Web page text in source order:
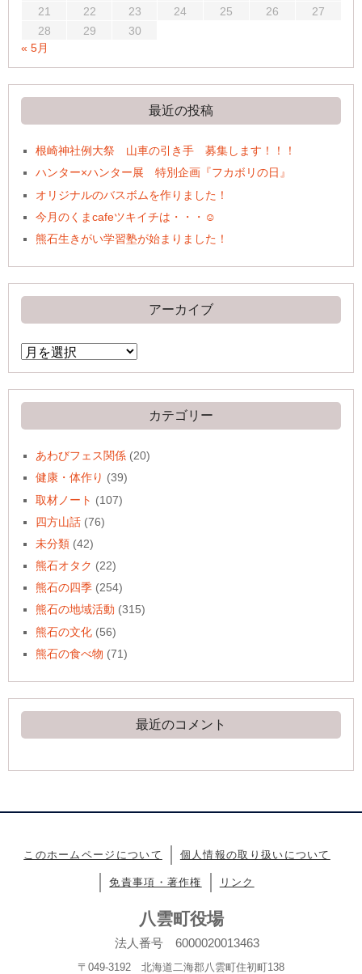
21
22 23 24 25 26
27
28
29
30
« 5月
最近の投稿
根崎神社例大祭 山車の引き手 募集します！！！
ハンター×ハンター展 特別企画『フカボリの日』
オリジナルのバスボムを作りました！
今月のくまcafeツキイチは・・・☺
熊石生きがい学習塾が始まりました！
アーカイブ
ア
ー
イ
ブ
カテゴリー
あわびフェス関係 (20)
健康・体作り (39)
取材ノート (107)
四方山話 (76)
未分類 (42)
熊石オタク (22)
熊石の四季 (254)
熊石の地域活動 (315)
熊石の文化 (56)
熊石の食べ物 (71)
最近のコメント
このホームページについて 個人情報の取り扱いについて
免責事項・著作権 リンク
八雲町役場
法人番号 6000020013463
〒049-3192 北海道二海郡八雲町住初町138